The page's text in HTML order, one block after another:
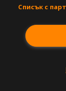
Списък с